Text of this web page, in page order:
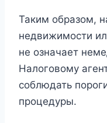
Таким образом,
недвижимости
не означает
Налоговому
соблюдать
процедуры.